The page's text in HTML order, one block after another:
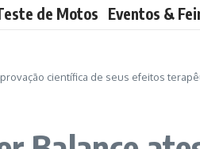
de Motos Eventos &
científica de seus efeitos